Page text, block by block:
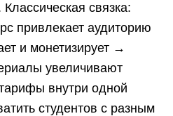
Классическая связка:
привлекает аудиторию
и монетизирует →
увеличивают
внутри одной
студентов с разным